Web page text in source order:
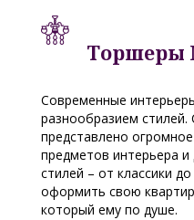
Торшеры
Современные
разнообразием стилей.
представлено
предметов интерьера
стилей – от классики
оформить свою
который ему по душе.